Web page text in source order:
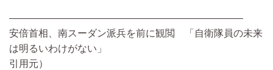
――――――――――――――――――――――――
安倍首相、南スーダン派兵を前に観閲 「自衛隊員の未来
は明るいわけがない」
引用元）